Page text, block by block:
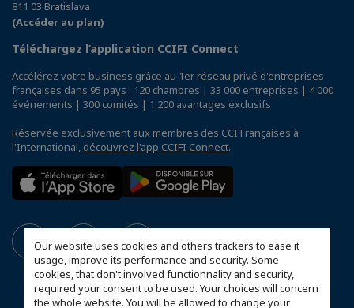
Our website uses cookies and others trackers to ease it
usage, improve its performance and security. Some
cookies, that don't involved functionnality and security,
required your consent to be used. Your choices will concern
the whole website. You will be allowed to change your
811 03 Bratislava
(Accéder au plan)
Téléchargez l’application CCIFI Connect
Accélérez votre business grâce au 1er réseau privé d'entreprises
françaises dans 95 pays : 120 chambres | 33 000 entreprises | 4 000
événements | 300 comités | 1 200 avantages exclusifs
Réservée exclusivement aux membres des CCI Françaises à
l'International, découvrez l'app CCIFI Connect.